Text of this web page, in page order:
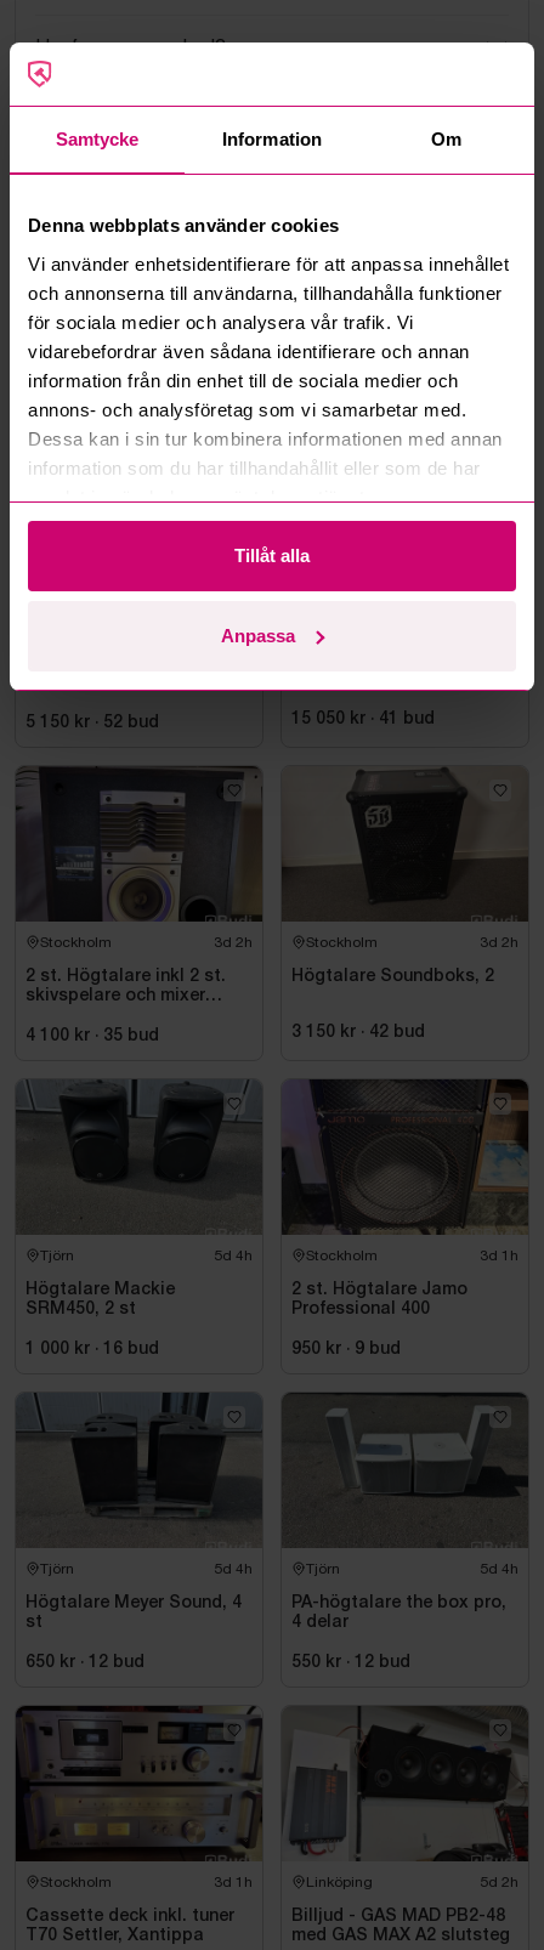
Samtycke Information Om
Denna webbplats använder cookies
Vi använder enhetsidentifierare för att anpassa innehållet
och annonserna till användarna, tillhandahålla funktioner
för sociala medier och analysera vår trafik. Vi
vidarebefordrar även sådana identifierare och annan
information från din enhet till de sociala medier och
annons- och analysföretag som vi samarbetar med.
Dessa kan i sin tur kombinera informationen med annan
information som du har tillhandahållit eller som de har
samlat in när du har använt deras tjänster.
Tillåt alla
Anpassa
Hur fungerar maxbud?
Hur fungerar budmotorn?
Kan jag ångra ett bud?
Kan ni frakta mina vunna objekt?
Läs fler frågor och svar
Mer från samma kategori
5d 4h
5 150 kr · 52 bud
Stockholm
15 050 kr · 41 bud
Stockholm 3d 2h
2 st. Högtalare inkl 2 st.
skivspelare och mixer
4 100 kr · 35 bud
Stockholm 3d 2h
Högtalare Soundboks, 2
3 150 kr · 42 bud
Tjörn 5d 4h
Högtalare Mackie
SRM450, 2 st
1 000 kr · 16 bud
Stockholm 3d 1h
2 st. Högtalare Jamo
Professional 400
950 kr · 9 bud
Tjörn 5d 4h
Högtalare Meyer Sound, 4
st
650 kr · 12 bud
Tjörn 5d 4h
PA-högtalare the box pro,
4 delar
550 kr · 12 bud
Stockholm 3d 1h
Cassette deck inkl. tuner
T70 Settler, Xantippa
Linköping 5d 2h
Billjud - GAS MAD PB2-48
med GAS MAX A2 slutsteg